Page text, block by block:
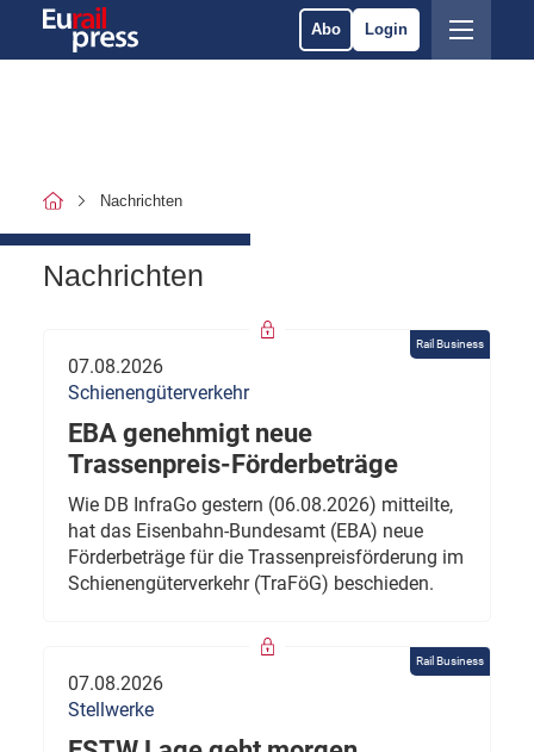
Abo Login
Nachrichten
Nachrichten
Rail Business
07.08.2026
Schienengüterverkehr
EBA genehmigt neue
Trassenpreis-Förderbeträge
Wie DB InfraGo gestern (06.08.2026) mitteilte,
hat das Eisenbahn-Bundesamt (EBA) neue
Förderbeträge für die Trassenpreisförderung im
Schienengüterverkehr (TraFöG) beschieden.
Rail Business
07.08.2026
Stellwerke